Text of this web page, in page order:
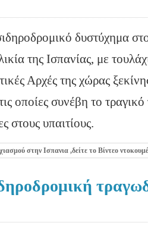
δυστύχημα
της Ισπανίας, με
Αρχές της χώρας
οποίες συνέβη το
στους υπαιτίους.
στην Ισπανια ,δείτε το Βίντεο